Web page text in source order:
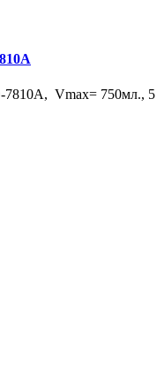
7810A, Vmax= 750мл., 5